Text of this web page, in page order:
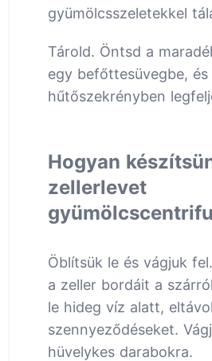
gyümölcsszeletekkel
Tárold. Öntsd a
egy befőttesüvegbe,
hűtőszekrényben
Hogyan
zellerlevet
Öblítsük le és vágjuk
a zeller bordáit a
le hideg víz alatt,
szennyeződéseket.
hüvelykes darabokra.